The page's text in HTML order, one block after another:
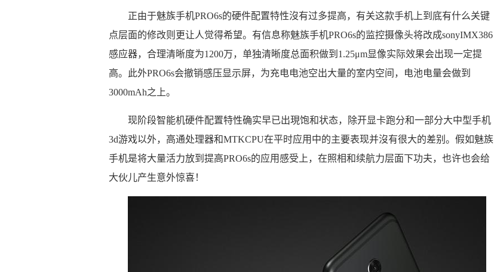
正由于魅族手机PRO6s的硬件配置特性沒有过多提高，有关这款手机上到底有什么关键
点层面的修改则更让人觉得希望。有信息称魅族手机PRO6s的监控摄像头将改成sonyIMX386
感应器，合理清晰度为1200万，单独清晰度总面积做到1.25μm显像实际效果会出现一定提
高。此外PRO6s会撤销感压显示屏，为充电电池空出大量的室内空间，电池电量会做到
3000mAh之上。
现阶段智能机硬件配置特性确实早已出現饱和状态，除开显卡跑分和一部分大中型手机
3d游戏以外，高通处理器和MTKCPU在平时应用中的主要表现并沒有很大的差别。假如魅族
手机是将大量活力放到提高PRO6s的应用感受上，在照相和续航力层面下功夫，也许也会给
大伙儿产生意外惊喜！